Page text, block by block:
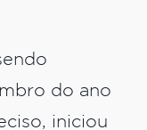
do ano
iniciou